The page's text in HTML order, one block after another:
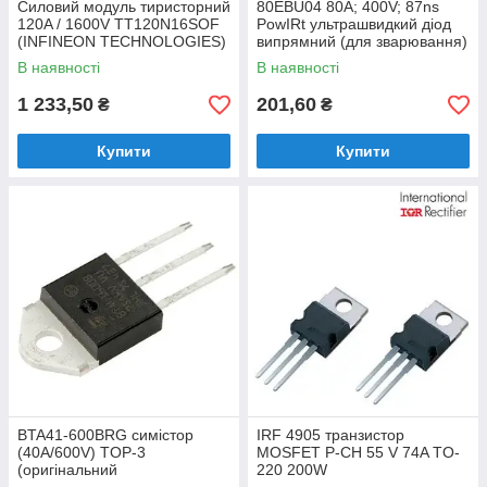
Силовий модуль тиристорний
120A / 1600V TT120N16SOF
(INFINEON TECHNOLOGIES)
В наявності
1 233,50 ₴
Купити
80EBU04 80A; 400V; 87ns
PowIRt ультрашвидкий діод
випрямний (для зварювання)
В наявності
201,60 ₴
Купити
BTA41-600BRG симістор
(40A/600V) TOP-3
(оригінальний
IRF 4905 транзистор
MOSFET P-CH 55 V 74A TO-
220 200W